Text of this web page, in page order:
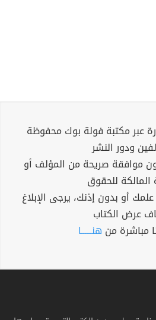
عبر مكتبة فولة بوك محفوظة
ودور النشر
موافقة صريحة من المؤلف أو
المالكة للحقوق
أو بدون إذنك، يرجى الإبلاغ
عرض الكتاب
مباشرة من هنــــــا